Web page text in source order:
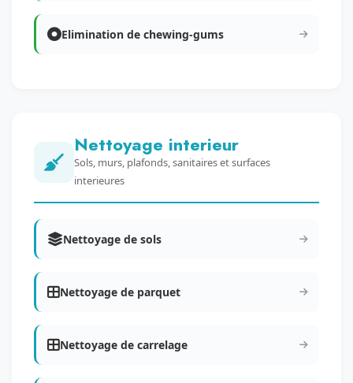
Elimination de chewing-gums
Nettoyage interieur
Sols, murs, plafonds, sanitaires et surfaces
interieures
Nettoyage de sols
Nettoyage de parquet
Nettoyage de carrelage